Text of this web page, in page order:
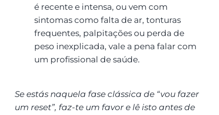
é recente e intensa, ou vem com
sintomas como falta de ar, tonturas
frequentes, palpitações ou perda de
peso inexplicada, vale a pena falar com
um profissional de saúde.
Se estás naquela fase clássica de “vou fazer
um reset”, faz-te um favor e lê isto antes de